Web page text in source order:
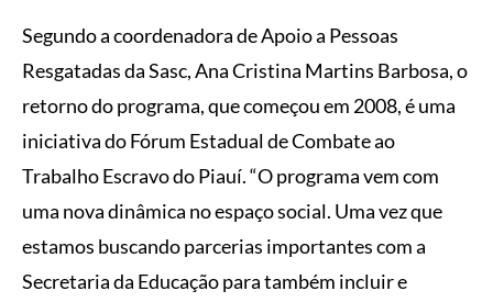
Segundo a coordenadora de Apoio a Pessoas
Resgatadas da Sasc, Ana Cristina Martins Barbosa, o
retorno do programa, que começou em 2008, é uma
iniciativa do Fórum Estadual de Combate ao
Trabalho Escravo do Piauí. “O programa vem com
uma nova dinâmica no espaço social. Uma vez que
estamos buscando parcerias importantes com a
Secretaria da Educação para também incluir e